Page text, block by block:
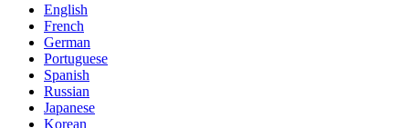
English
French
German
Portuguese
Spanish
Russian
Japanese
Korean